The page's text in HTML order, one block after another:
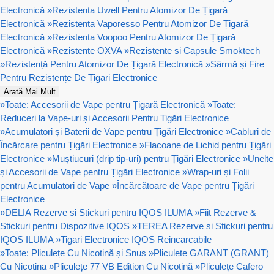
Electronică »Rezistenta Uwell Pentru Atomizor De Țigară
Electronică »Rezistenta Vaporesso Pentru Atomizor De Țigară
Electronică »Rezistenta Voopoo Pentru Atomizor De Țigară
Electronică »Rezistente OXVA »Rezistente si Capsule Smoktech
»Rezistență Pentru Atomizor De Țigară Electronică »Sârmă și Fire
Pentru Rezistențe De Țigari Electronice
Arată Mai Mult
»Toate: Accesorii de Vape pentru Țigară Electronică »Toate:
Reduceri la Vape-uri și Accesorii Pentru Tigări Electronice
»Acumulatori și Baterii de Vape pentru Țigări Electronice »Cabluri de
Încărcare pentru Țigări Electronice »Flacoane de Lichid pentru Țigări
Electronice »Muștiucuri (drip tip-uri) pentru Țigări Electronice »Unelte
și Accesorii de Vape pentru Țigări Electronice »Wrap-uri și Folii
pentru Acumulatori de Vape »Încărcătoare de Vape pentru Țigări
Electronice
»DELIA Rezerve si Stickuri pentru IQOS ILUMA »Fiit Rezerve &
Stickuri pentru Dispozitive IQOS »TEREA Rezerve si Stickuri pentru
IQOS ILUMA »Tigari Electronice IQOS Reincarcabile
»Toate: Pliculețe Cu Nicotină și Snus »Pliculete GARANT (GRANT)
Cu Nicotina »Pliculețe 77 VB Edition Cu Nicotină »Pliculețe Cafero